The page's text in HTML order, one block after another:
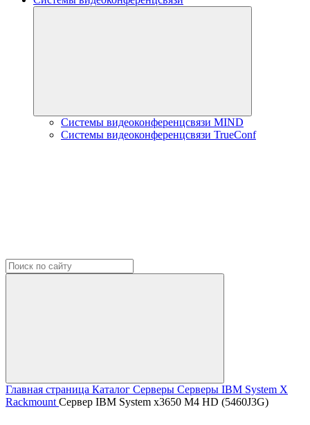
Системы видеоконференцсвязи MIND
Системы видеоконференцсвязи TrueConf
Главная страница Каталог Серверы Серверы IBM System X
Rackmount Сервер IBM System x3650 M4 HD (5460J3G)